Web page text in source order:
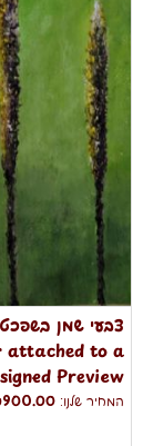
attached to a
Preview
המחיר שלנו: